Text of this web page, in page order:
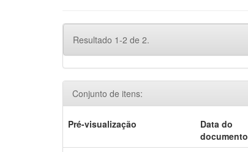
Resultado 1-2 de 2.
Conjunto de itens:
Pré-visualização
Data do
documento